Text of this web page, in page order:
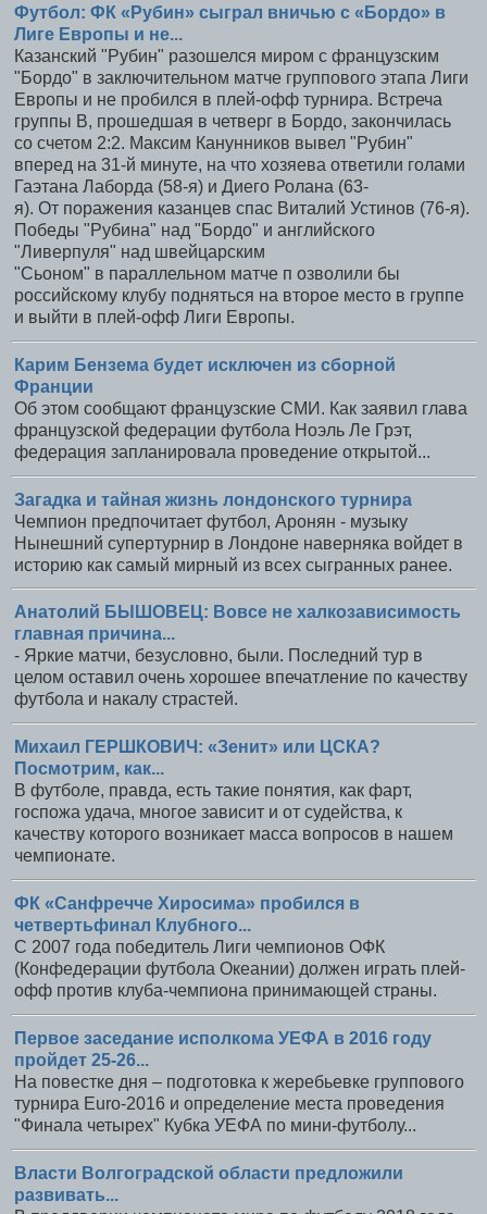
Футбол: ФК «Рубин» сыграл вничью с «Бордо» в
Лиге Европы и не...
Казанский "Рубин" разошелся миром с французским
"Бордо" в заключительном матче группового этапа Лиги
Европы и не пробился в плей-офф турнира. Встреча
группы B, прошедшая в четверг в Бордо, закончилась
со счетом 2:2. Максим Канунников вывел "Рубин"
вперед на 31-й минуте, на что хозяева ответили голами
Гаэтана Лаборда (58-я) и Диего Ролана (63-
я). От поражения казанцев спас Виталий Устинов (76-я).
Победы "Рубина" над "Бордо" и английского
"Ливерпуля" над швейцарским
"Сьоном" в параллельном матче п озволили бы
российскому клубу подняться на второе место в группе
и выйти в плей-офф Лиги Европы.
Карим Бензема будет исключен из сборной
Франции
Об этом сообщают французские СМИ. Как заявил глава
французской федерации футбола Ноэль Ле Грэт,
федерация запланировала проведение открытой...
Загадка и тайная жизнь лондонского турнира
Чемпион предпочитает футбол, Аронян - музыку
Нынешний супертурнир в Лондоне наверняка войдет в
историю как самый мирный из всех сыгранных ранее.
Анатолий БЫШОВЕЦ: Вовсе не халкозависимость
главная причина...
- Яркие матчи, безусловно, были. Последний тур в
целом оставил очень хорошее впечатление по качеству
футбола и накалу страстей.
Михаил ГЕРШКОВИЧ: «Зенит» или ЦСКА?
Посмотрим, как...
В футболе, правда, есть такие понятия, как фарт,
госпожа удача, многое зависит и от судейства, к
качеству которого возникает масса вопросов в нашем
чемпионате.
ФК «Санфречче Хиросима» пробился в
четвертьфинал Клубного...
С 2007 года победитель Лиги чемпионов ОФК
(Конфедерации футбола Океании) должен играть плей-
офф против клуба-чемпиона принимающей страны.
Первое заседание исполкома УЕФА в 2016 году
пройдет 25-26...
На повестке дня – подготовка к жеребьевке группового
турнира Euro-2016 и определение места проведения
"Финала четырех" Кубка УЕФА по мини-футболу...
Власти Волгоградской области предложили
развивать...